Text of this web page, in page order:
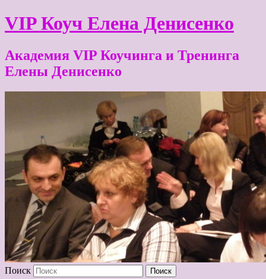
VIP Коуч Елена Денисенко
Академия VIP Коучинга и Тренинга
Елены Денисенко
Поиск